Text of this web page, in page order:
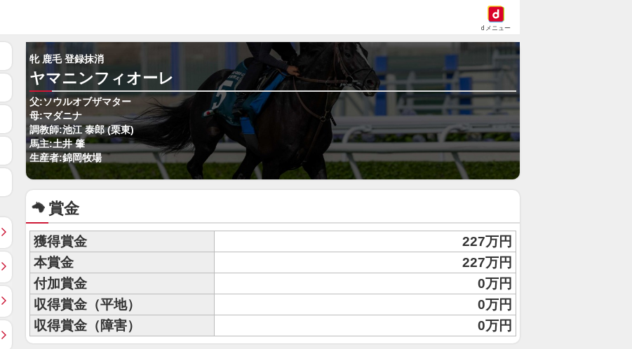
dメニュー
牝 鹿毛 登録抹消
ヤマニンフィオーレ
父:ソウルオブザマター
母:マダニナ
調教師:池江 泰郎 (栗東)
馬主:土井 肇
生産者:錦岡牧場
賞金
獲得賞金
227万円
本賞金
227万円
付加賞金
0万円
収得賞金（平地）
0万円
収得賞金（障害）
0万円